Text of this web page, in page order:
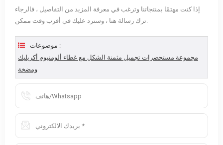
إذا كنت مهتمًا بمنتجاتنا وترغب في معرفة المزيد من التفاصيل ، فالرجاء
ترك رسالة هنا ، وسنرد عليك في أقرب وقت ممكن.
موضوعات :
مجموعة مستحضرات تجميل مثمنة الشكل مع غطاء ألومنيوم أكريليك
ومضخة